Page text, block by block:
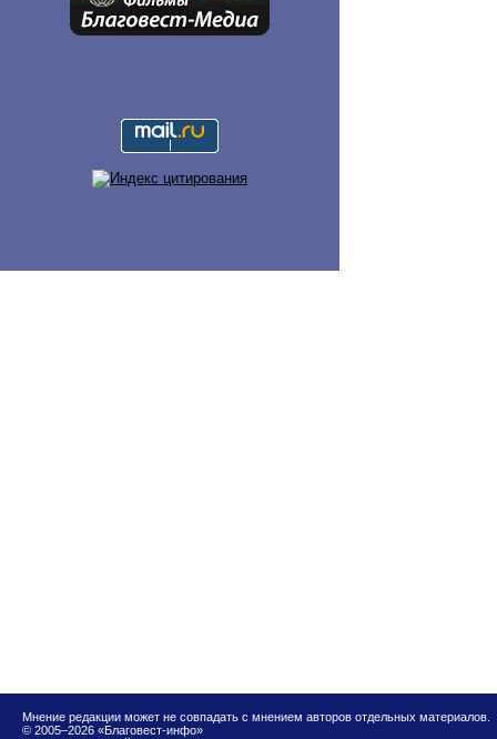
Мнение редакции может не совпадать с мнением авторов отдельных материалов.
© 2005–2026 «Благовест-инфо»